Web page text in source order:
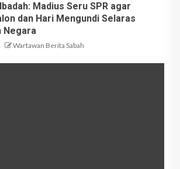
Madius Seru SPR agar
dan Hari Mengundi Selaras
Negara
Wartawan Berita Sabah